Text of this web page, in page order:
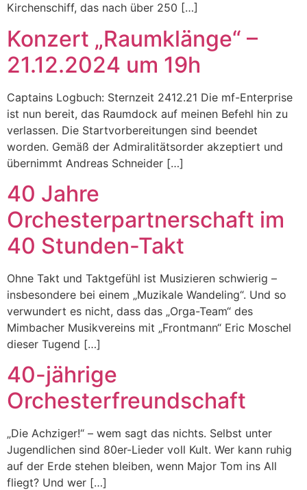
Kirchenschiff, das nach über 250 […]
Konzert „Raumklänge“ –
21.12.2024 um 19h
Captains Logbuch: Sternzeit 2412.21 Die mf-Enterprise
ist nun bereit, das Raumdock auf meinen Befehl hin zu
verlassen. Die Startvorbereitungen sind beendet
worden. Gemäß der Admiralitätsorder akzeptiert und
übernimmt Andreas Schneider […]
40 Jahre
Orchesterpartnerschaft im
40 Stunden-Takt
Ohne Takt und Taktgefühl ist Musizieren schwierig –
insbesondere bei einem „Muzikale Wandeling“. Und so
verwundert es nicht, dass das „Orga-Team“ des
Mimbacher Musikvereins mit „Frontmann“ Eric Moschel
dieser Tugend […]
40-jährige
Orchesterfreundschaft
„Die Achziger!“ – wem sagt das nichts. Selbst unter
Jugendlichen sind 80er-Lieder voll Kult. Wer kann ruhig
auf der Erde stehen bleiben, wenn Major Tom ins All
fliegt? Und wer […]